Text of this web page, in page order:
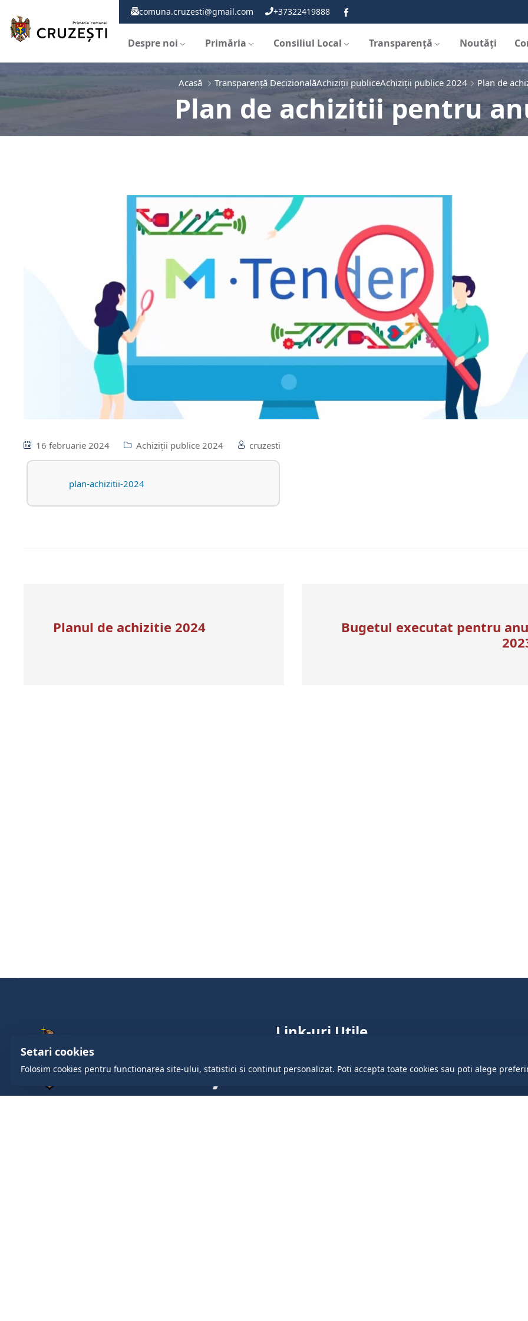
comuna.cruzesti@gmail.com +37322419888
Despre noi Primăria Consiliul Local Transparență Noutăți
Acasă Transparență DecizionalăAchiziții publiceAchiziții publice 2024 Plan de
Plan de achizitii pentru
16 februarie 2024 Achiziții publice 2024 cruzesti
plan-achizitii-2024
Planul de achizitie 2024
Bugetul executat pentru
Link-uri Utile
Setari cookies
Folosim cookies pentru functionarea site-ului, statistici si continut personalizat. Poti accepta toate cookies sau poti alege